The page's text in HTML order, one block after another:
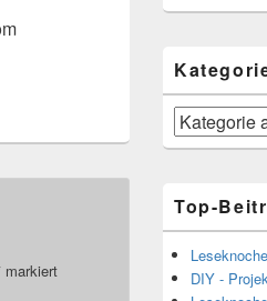
markiert
Kategorien
Top-
DIY -